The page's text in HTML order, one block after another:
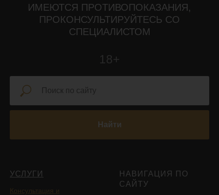
ИМЕЮТСЯ ПРОТИВОПОКАЗАНИЯ,
ПРОКОНСУЛЬТИРУЙТЕСЬ СО
СПЕЦИАЛИСТОМ
18+
Найти
УСЛУГИ
Консультация и
НАВИГАЦИЯ ПО
САЙТУ